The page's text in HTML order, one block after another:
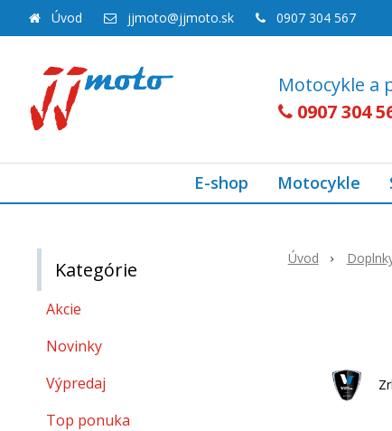
Motocykle a
0907 304
Úvod jjmoto@jjmoto.sk 0907 304 567
E-shop Motocykle
Úvod
Kategórie
Akcie
Novinky
Výpredaj
Top ponuka